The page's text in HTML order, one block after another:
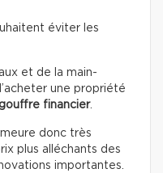
éviter les
et de la main-
une propriété
financier.
donc très
plus alléchants des
importantes.